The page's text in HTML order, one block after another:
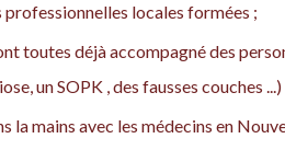
professionnelles locales formées ;
toutes déjà accompagné des
un SOPK , des fausses couches ...)
la mains avec les médecins en